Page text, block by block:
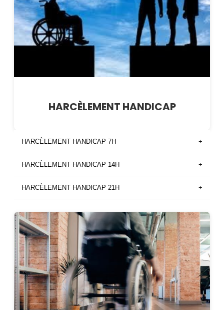
HARCÈLEMENT HANDICAP
HARCÈLEMENT HANDICAP 7H +
HARCÈLEMENT HANDICAP 14H +
HARCÈLEMENT HANDICAP 21H +